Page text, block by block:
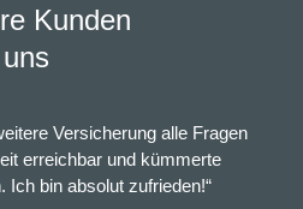
Kunden
Versicherung alle Fragen
erreichbar und kümmerte
bin absolut zufrieden!“